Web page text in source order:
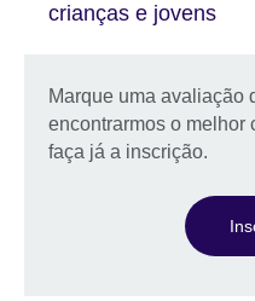
crianças e jovens
Marque uma avaliação
encontrarmos o melhor
faça já a inscrição.